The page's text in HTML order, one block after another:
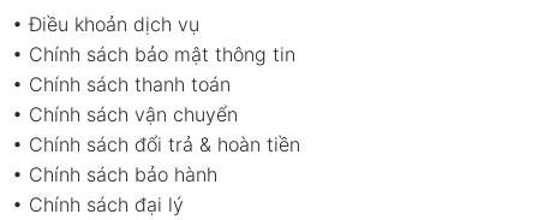
•Điều khoản dịch vụ
• Chính sách bảo mật thông tin
• Chính sách thanh toán
• Chính sách vận chuyển
• Chính sách đổi trả & hoàn tiền
• Chính sách bảo hành
• Chính sách đại lý